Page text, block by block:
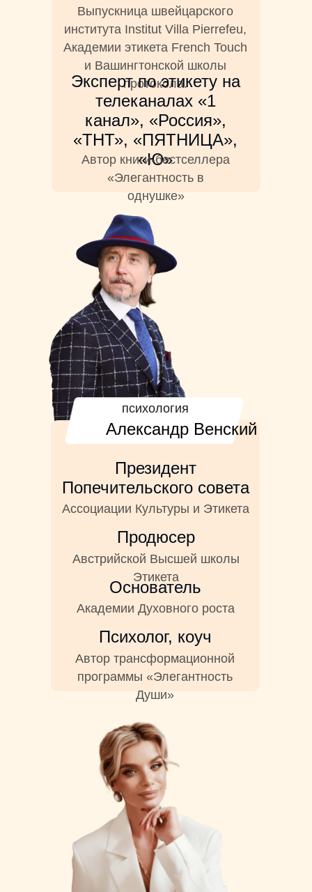
Президент
Попечительского совета
Ассоциации Культуры и Этикета
Продюсер
Австрийской Высшей школы
Этикета
Основатель
Академии Духовного роста
Психолог, коуч
Автор трансформационной
программы «Элегантность
Души»
Выпускница швейцарского
института Institut Villa Pierrefeu,
Академии этикета French Touch
и Вашингтонской школы
протокола.
Эксперт по этикету на
телеканалах «1
канал», «Россия»,
«ТНТ», «ПЯТНИЦА»,
«Ю»
Автор книги-бестселлера
«Элегантность в
однушке»
психология
Александр Венский